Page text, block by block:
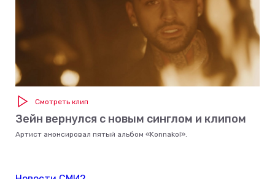
Смотреть клип
Зейн вернулся с новым синглом и клипом
Артист анонсировал пятый альбом «Konnakol».